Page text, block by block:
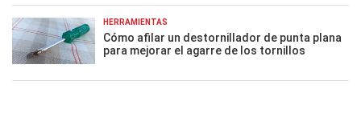
HERRAMIENTAS
Cómo afilar un destornillador de punta plana
para mejorar el agarre de los tornillos